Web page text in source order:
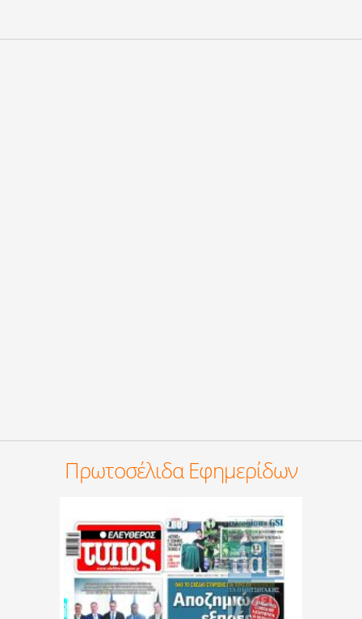
Πρωτοσέλιδα Εφημερίδων